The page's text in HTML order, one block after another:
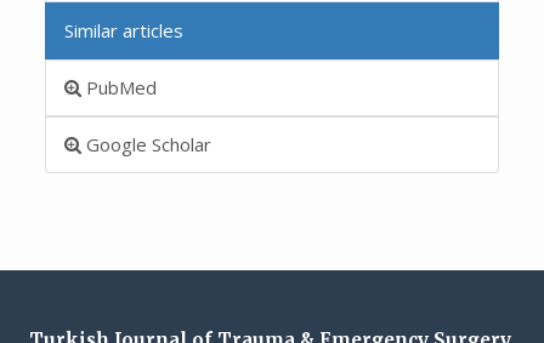
Similar articles
PubMed
Google Scholar